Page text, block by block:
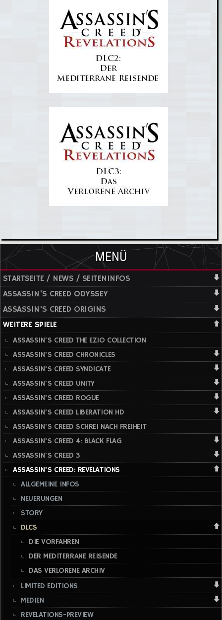
MENÜ
STARTSEITE / NEWS / SEITENINFOS
ASSASSIN'S CREED ODYSSEY
ASSASSIN'S CREED ORIGINS
WEITERE SPIELE
ASSASSIN'S CREED THE EZIO COLLECTION
ASSASSIN'S CREED CHRONICLES
ASSASSIN'S CREED SYNDICATE
ASSASSIN'S CREED UNITY
ASSASSIN'S CREED ROGUE
ASSASSIN'S CREED LIBERATION HD
ASSASSIN'S CREED SCHREI NACH FREIHEIT
ASSASSIN'S CREED 4: BLACK FLAG
ASSASSIN'S CREED 3
ASSASSIN'S CREED: REVELATIONS
ALLGEMEINE INFOS
NEUERUNGEN
STORY
DLCS
DIE VORFAHREN
DER MEDITERRANE REISENDE
DAS VERLORENE ARCHIV
LIMITED EDITIONS
MEDIEN
REVELATIONS-PREVIEW